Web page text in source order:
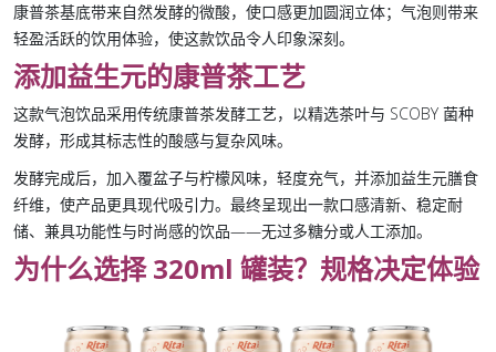
康普茶基底带来自然发酵的微酸，使口感更加圆润立体； 气泡则带来
轻盈活跃的饮用体验，使这款饮品令人印象深刻。
添加益生元的康普茶工艺
这款气泡饮品采用传统康普茶发酵工艺，以精选茶叶与 SCOBY 菌种
发酵，形成其标志性的酸感与复杂风味。
发酵完成后，加入覆盆子与柠檬风味，轻度充气，并添加益生元膳食
纤维，使产品更具现代吸引力。最终呈现出一款口感清新、稳定耐
储、兼具功能性与时尚感的饮品——无过多糖分或人工添加。
为什么选择 320ml 罐装？规格决定体验